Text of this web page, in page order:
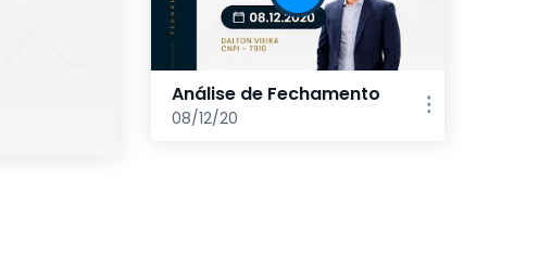
Análise de Fechamento
08/12/20